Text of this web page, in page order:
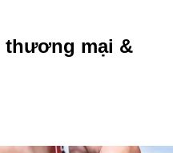
thương mại &